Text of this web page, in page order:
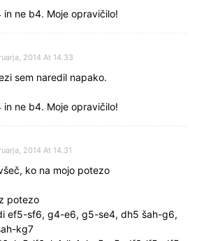
in ne b4. Moje opravičilo!
2014 At 14.33
sem naredil napako.
in ne b4. Moje opravičilo!
2014 At 14.31
ko na mojo potezo
potezo
ef5-sf6, g4-e6, g5-se4, dh5 šah-g6,
kg7